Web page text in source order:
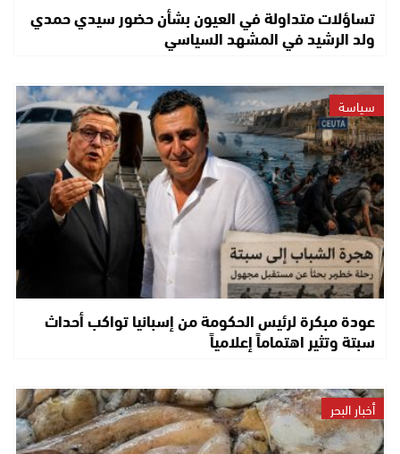
تساؤلات متداولة في العيون بشأن حضور سيدي حمدي
ولد الرشيد في المشهد السياسي
سياسة
عودة مبكرة لرئيس الحكومة من إسبانيا تواكب أحداث
سبتة وتثير اهتماماً إعلامياً
أخبار البحر